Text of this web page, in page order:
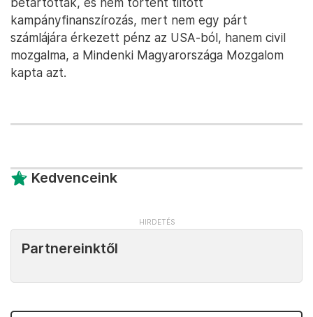
kampányfinanszírozás, mert nem egy párt
számlájára érkezett pénz az USA-ból, hanem civil
mozgalma, a Mindenki Magyarországa Mozgalom
kapta azt.
Kedvenceink
Partnereinktől